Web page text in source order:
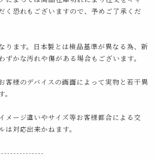
く恐れもございますので、予めご了承くだ
ります。日本製とは検品基準が異なる為、新
ずかな汚れや傷がある場合もございます。
客様のデバイスの画面によって実物と若干異
メージ違いやサイズ等お客様都合による交
対応出来かねます。